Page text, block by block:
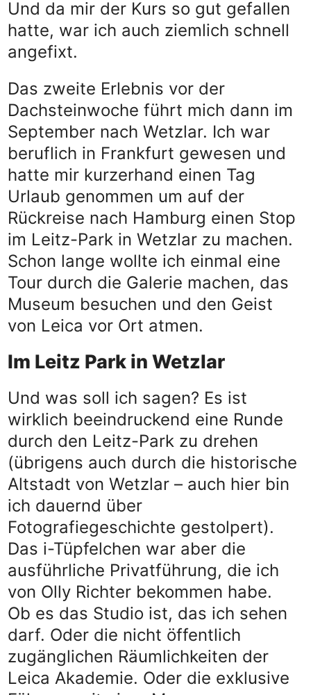
Und da mir der Kurs so gut gefallen
hatte, war ich auch ziemlich schnell
angefixt.
Das zweite Erlebnis vor der
Dachsteinwoche führt mich dann im
September nach Wetzlar. Ich war
beruflich in Frankfurt gewesen und
hatte mir kurzerhand einen Tag
Urlaub genommen um auf der
Rückreise nach Hamburg einen Stop
im Leitz-Park in Wetzlar zu machen.
Schon lange wollte ich einmal eine
Tour durch die Galerie machen, das
Museum besuchen und den Geist
von Leica vor Ort atmen.
Im Leitz Park in Wetzlar
Und was soll ich sagen? Es ist
wirklich beeindruckend eine Runde
durch den Leitz-Park zu drehen
(übrigens auch durch die historische
Altstadt von Wetzlar – auch hier bin
ich dauernd über
Fotografiegeschichte gestolpert).
Das i-Tüpfelchen war aber die
ausführliche Privatführung, die ich
von Olly Richter bekommen habe.
Ob es das Studio ist, das ich sehen
darf. Oder die nicht öffentlich
zugänglichen Räumlichkeiten der
Leica Akademie. Oder die exklusive